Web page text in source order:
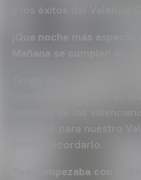
y los éxitos del Valencia
¡Que noche más especial
Mañana se cumplen
histórico para nuestro
bonito recordarlo.
Todo empezaba con tu